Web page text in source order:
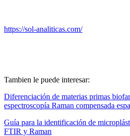
https://sol-analiticas.com/
Tambien le puede interesar:
Diferenciación de materias primas
espectroscopía Raman compensada
Guía para la identificación de
FTIR y Raman